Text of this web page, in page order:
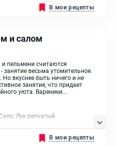
В мои рецепты
и салом
и пельмени считаются
весьма утомительное.
вкуснее быть ничего и не
занятие, что придает
уюта. Вареники...
Лук репчатый
В мои рецепты